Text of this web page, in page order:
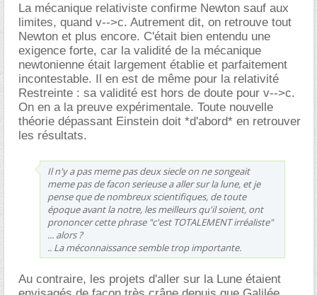
La mécanique relativiste confirme Newton sauf aux
limites, quand v-->c. Autrement dit, on retrouve tout
Newton et plus encore. C'était bien entendu une
exigence forte, car la validité de la mécanique
newtonienne était largement établie et parfaitement
incontestable. Il en est de même pour la relativité
Restreinte : sa validité est hors de doute pour v-->c.
On en a la preuve expérimentale. Toute nouvelle
théorie dépassant Einstein doit *d'abord* en retrouver
les résultats.
Il n'y a pas meme pas deux siecle on ne songeait
meme pas de facon serieuse a aller sur la lune, et je
pense que de nombreux scientifiques, de toute
époque avant la notre, les meilleurs qu'il soient, ont
prononcer cette phrase "c'est TOTALEMENT irréaliste"
... alors ?
.. La méconnaissance semble trop importante.
Au contraire, les projets d'aller sur la Lune étaient